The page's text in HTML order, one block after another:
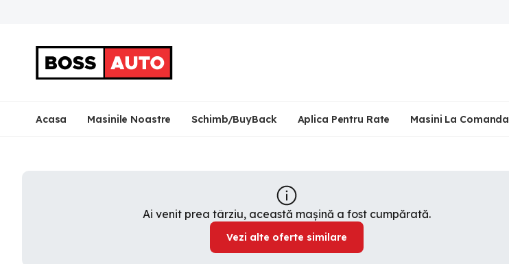
Acasa Masinile Noastre Schimb/BuyBack Aplica Pentru Rate Masini La Comanda
Ai venit prea târziu, această mașină a fost cumpărată.
Vezi alte oferte similare